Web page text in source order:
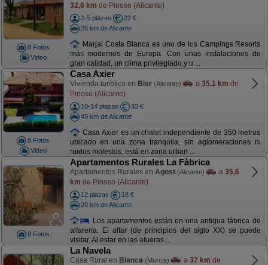
8 Fotos
Video
32,6 km de Pinoso (Alicante)
2-5 plazas
22 €
35 km de Alicante
Marjal Costa Blanca es uno de los Campings Resorts
más modernos de Europa. Con unas instalaciones de
gran calidad, un clima privilegiado y u ...
8 Fotos
Video
Casa Axier
Vivienda turística en Biar (Alicante) a 35,1 km de
Pinoso (Alicante)
10-14 plazas
33 €
49 km de Alicante
Casa Axier es un chalet independiente de 350 metros
ubicado en una zona tranquila, sin aglomeraciones ni
ruidos molestos, está en zona urban ...
8 Fotos
Apartamentos Rurales La Fàbrica
Apartamentos Rurales en Agost (Alicante) a 35,6
km de Pinoso (Alicante)
12 plazas
18 €
20 km de Alicante
Los apartamentos están en una antigua fábrica de
alfarería. El alfar (de principios del siglo XX) se puede
visitar. Al estar en las afueras ...
La Navela
Casa Rural en Blanca (Murcia) a 37 km de